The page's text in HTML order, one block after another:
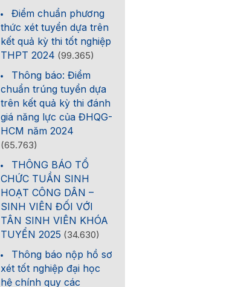
Điểm chuẩn phương
thức xét tuyển dựa trên
kết quả kỳ thi tốt nghiệp
THPT 2024 (99.365)
Thông báo: Điểm
chuẩn trúng tuyển dựa
trên kết quả kỳ thi đánh
giá năng lực của ĐHQG-
HCM năm 2024
(65.763)
THÔNG BÁO TỔ
CHỨC TUẦN SINH
HOẠT CÔNG DÂN –
SINH VIÊN ĐỐI VỚI
TÂN SINH VIÊN KHÓA
TUYỂN 2025 (34.630)
Thông báo nộp hồ sơ
xét tốt nghiệp đại học
hệ chính quy các